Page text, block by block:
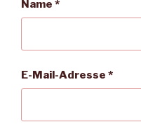
Name *
E-Mail-Adresse *